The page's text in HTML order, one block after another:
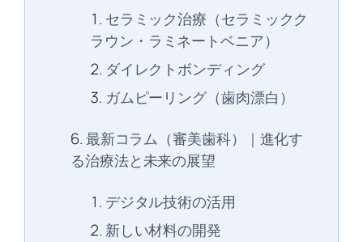
セラミック治療（セラミックク
ラウン・ラミネートベニア）
ダイレクトボンディング
ガムピーリング（歯肉漂白）
最新コラム（審美歯科）｜進化す
る治療法と未来の展望
デジタル技術の活用
新しい材料の開発